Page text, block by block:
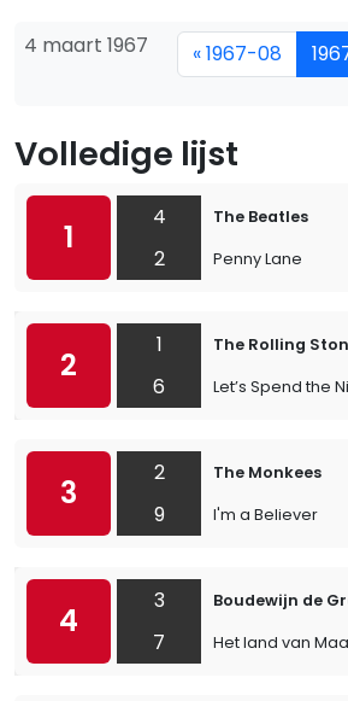
4 maart 1967 « 1967-08
Volledige lijst
1
4
2
The Beatles
Penny Lane
2
1
6
The Rolling
Let’s Spend the
3
2
9
The Monkees
I'm a Believer
4
3
7
Boudewijn de
Het land van